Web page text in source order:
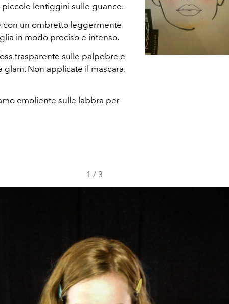
lentiggini sulle guance.
con un ombretto leggermente
in modo preciso e intenso.
trasparente sulle palpebre e
Non applicate il mascara.
emoliente sulle labbra per
1 / 3